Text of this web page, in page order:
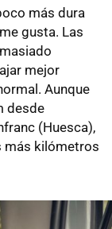
más dura
gusta. Las
mejor
Aunque
desde
(Huesca),
más kilómetros